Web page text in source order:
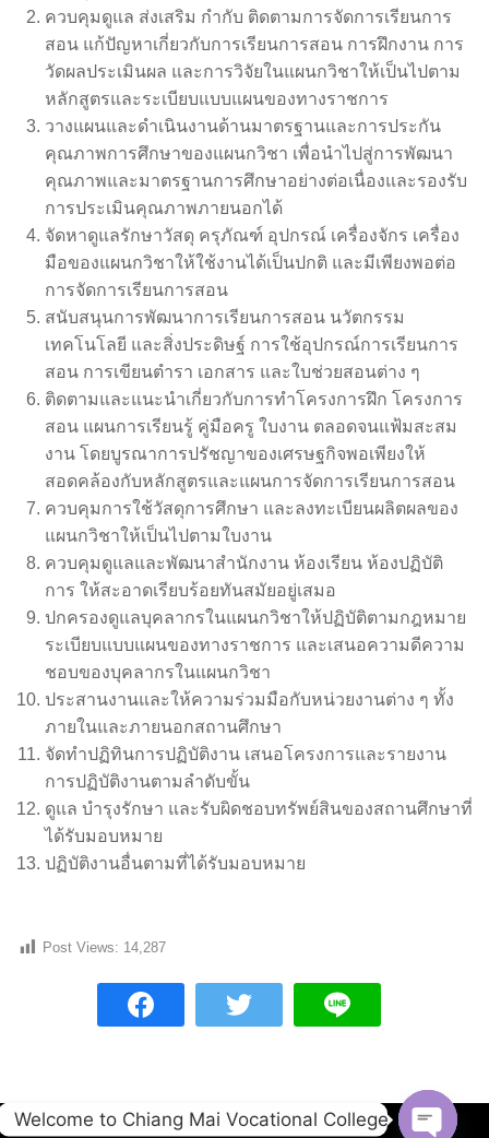
ควบคุมดูแล ส่งเสริม กำกับ ติดตามการจัดการเรียนการ
สอน แก้ปัญหาเกี่ยวกับการเรียนการสอน การฝึกงาน การ
วัดผลประเมินผล และการวิจัยในแผนกวิชาให้เป็นไปตาม
หลักสูตรและระเบียบแบบแผนของทางราชการ
วางแผนและดำเนินงานด้านมาตรฐานและการประกัน
คุณภาพการศึกษาของแผนกวิชา เพื่อนำไปสู่การพัฒนา
คุณภาพและมาตรฐานการศึกษาอย่างต่อเนื่องและรองรับ
การประเมินคุณภาพภายนอกได้
จัดหาดูแลรักษาวัสดุ ครุภัณฑ์ อุปกรณ์ เครื่องจักร เครื่อง
มือของแผนกวิชาให้ใช้งานได้เป็นปกติ และมีเพียงพอต่อ
การจัดการเรียนการสอน
สนับสนุนการพัฒนาการเรียนการสอน นวัตกรรม
เทคโนโลยี และสิ่งประดิษฐ์ การใช้อุปกรณ์การเรียนการ
สอน การเขียนตำรา เอกสาร และใบช่วยสอนต่าง ๆ
ติดตามและแนะนำเกี่ยวกับการทำโครงการฝึก โครงการ
สอน แผนการเรียนรู้ คู่มือครู ใบงาน ตลอดจนแฟ้มสะสม
งาน โดยบูรณาการปรัชญาของเศรษฐกิจพอเพียงให้
สอดคล้องกับหลักสูตรและแผนการจัดการเรียนการสอน
ควบคุมการใช้วัสดุการศึกษา และลงทะเบียนผลิตผลของ
แผนกวิชาให้เป็นไปตามใบงาน
ควบคุมดูแลและพัฒนาสำนักงาน ห้องเรียน ห้องปฏิบัติ
การ ให้สะอาดเรียบร้อยทันสมัยอยู่เสมอ
ปกครองดูแลบุคลากรในแผนกวิชาให้ปฏิบัติตามกฎหมาย
ระเบียบแบบแผนของทางราชการ และเสนอความดีความ
ชอบของบุคลากรในแผนกวิชา
ประสานงานและให้ความร่วมมือกับหน่วยงานต่าง ๆ ทั้ง
ภายในและภายนอกสถานศึกษา
จัดทำปฏิทินการปฏิบัติงาน เสนอโครงการและรายงาน
การปฏิบัติงานตามลำดับขั้น
ดูแล บำรุงรักษา และรับผิดชอบทรัพย์สินของสถานศึกษาที่
ได้รับมอบหมาย
ปฏิบัติงานอื่นตามที่ได้รับมอบหมาย
Post Views: 14,287
Copyright © 2020 Chiang Mai Vocational College.
Welcome to Chiang Mai Vocational College